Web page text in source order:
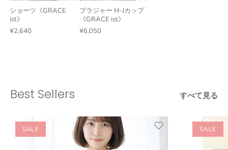
ショーツ《GRACE
ist》
¥2,640
ブラジャー H-Jカップ
《GRACE ist》
¥6,050
Best Sellers すべて見る
SALE SALE